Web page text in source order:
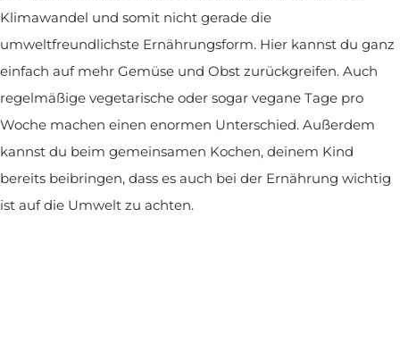
Klimawandel und somit nicht gerade die
umweltfreundlichste Ernährungsform. Hier kannst du ganz
einfach auf mehr Gemüse und Obst zurückgreifen. Auch
regelmäßige vegetarische oder sogar vegane Tage pro
Woche machen einen enormen Unterschied. Außerdem
kannst du beim gemeinsamen Kochen, deinem Kind
bereits beibringen, dass es auch bei der Ernährung wichtig
ist auf die Umwelt zu achten.